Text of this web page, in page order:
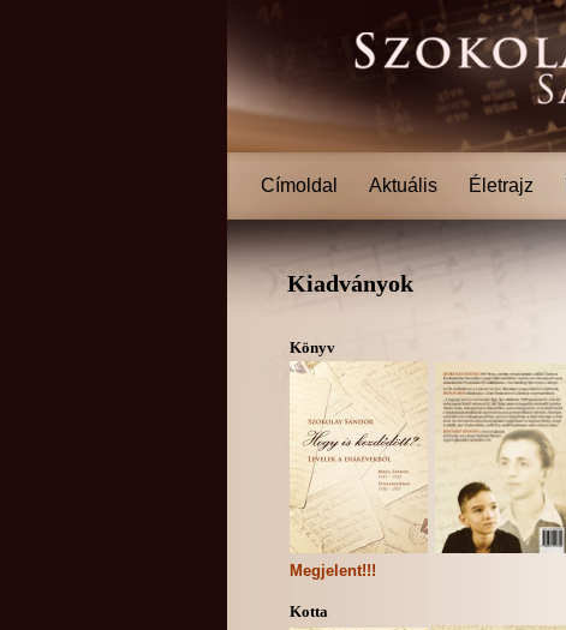
Címoldal Aktuális Életrajz
Kiadványok
Könyv
Megjelent!!!
Kotta